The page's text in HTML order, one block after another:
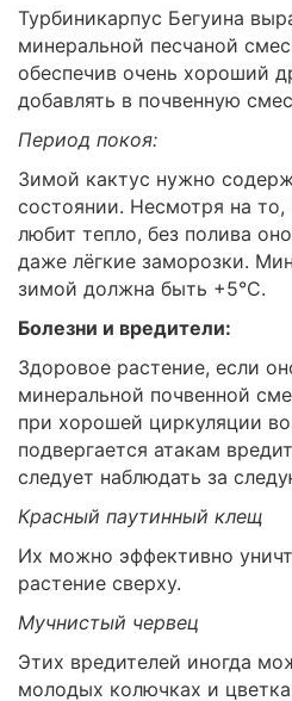
Турбиникарпус Бегуина
минеральной песчаной
обеспечив очень хороший
добавлять в почвенную
Период покоя:
Зимой кактус нужно
состоянии. Несмотря на то,
любит тепло, без полива
даже лёгкие заморозки.
зимой должна быть +5°C.
Болезни и вредители:
Здоровое растение, если
минеральной почвенной
при хорошей циркуляции
подвергается атакам
следует наблюдать за
Красный паутинный клещ
Их можно эффективно
растение сверху.
Мучнистый червец
Этих вредителей иногда
молодых колючках и